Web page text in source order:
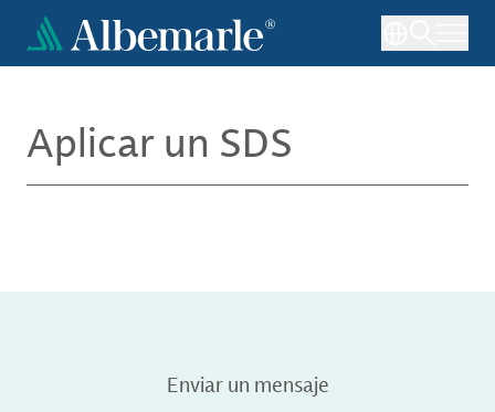
Pasar
contenido
Aplicar un SDS
Enviar un mensaje